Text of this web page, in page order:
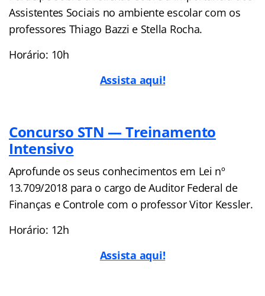
Assistentes Sociais no ambiente escolar com os
professores Thiago Bazzi e Stella Rocha.
Horário: 10h
Assista aqui!
Concurso STN — Treinamento
Intensivo
Aprofunde os seus conhecimentos em Lei nº
13.709/2018 para o cargo de Auditor Federal de
Finanças e Controle com o professor Vitor Kessler.
Horário: 12h
Assista aqui!